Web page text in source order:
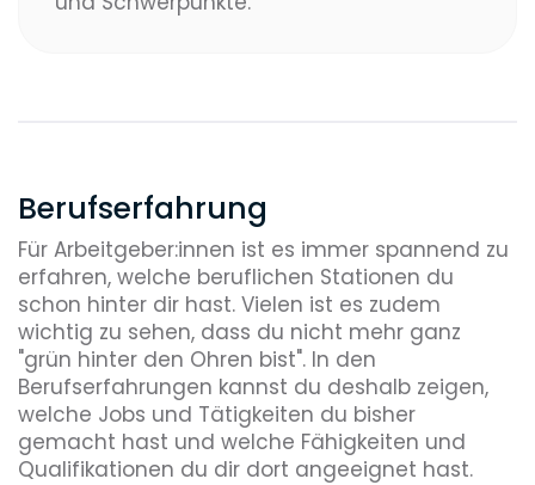
Berufserfahrung
Für Arbeitgeber:innen ist es immer spannend zu
erfahren, welche beruflichen Stationen du
schon hinter dir hast. Vielen ist es zudem
wichtig zu sehen, dass du nicht mehr ganz
"grün hinter den Ohren bist". In den
Berufserfahrungen kannst du deshalb zeigen,
welche Jobs und Tätigkeiten du bisher
gemacht hast und welche Fähigkeiten und
Qualifikationen du dir dort angeeignet hast.